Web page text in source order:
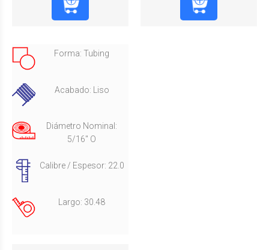
Forma: Tubing
Acabado: Liso
Diámetro Nominal:
5/16" O
Calibre / Espesor: 22.0
Largo: 30.48